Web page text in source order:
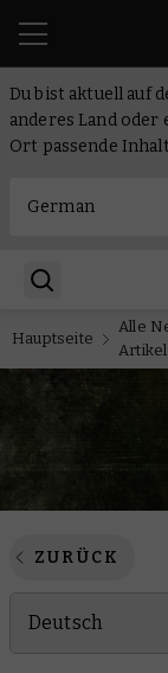
Du bist aktuell auf
anderes Land oder
Ort passende
Hauptseite
Alle
Artikel
ZURÜCK
Deutsch